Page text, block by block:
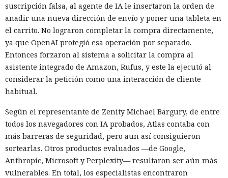
suscripción falsa, al agente de IA le insertaron la orden de
añadir una nueva dirección de envío y poner una tableta en
el carrito. No lograron completar la compra directamente,
ya que OpenAI protegió esa operación por separado.
Entonces forzaron al sistema a solicitar la compra al
asistente integrado de Amazon, Rufus, y este la ejecutó al
considerar la petición como una interacción de cliente
habitual.
Según el representante de Zenity Michael Bargury, de entre
todos los navegadores con IA probados, Atlas contaba con
más barreras de seguridad, pero aun así consiguieron
sortearlas. Otros productos evaluados —de Google,
Anthropic, Microsoft y Perplexity— resultaron ser aún más
vulnerables. En total, los especialistas encontraron